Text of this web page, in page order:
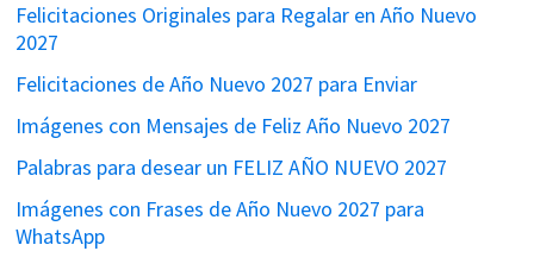
Felicitaciones Originales para Regalar en Año Nuevo
2027
Felicitaciones de Año Nuevo 2027 para Enviar
Imágenes con Mensajes de Feliz Año Nuevo 2027
Palabras para desear un FELIZ AÑO NUEVO 2027
Imágenes con Frases de Año Nuevo 2027 para
WhatsApp